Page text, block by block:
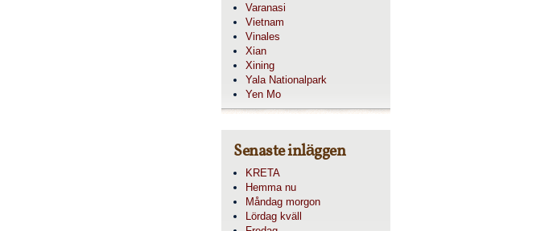
Varanasi
Vietnam
Vinales
Xian
Xining
Yala Nationalpark
Yen Mo
Senaste inläggen
KRETA
Hemma nu
Måndag morgon
Lördag kväll